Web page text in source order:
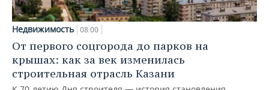
Недвижимость 08:00
От первого соцгорода до парков на
крышах: как за век изменилась
строительная отрасль Казани